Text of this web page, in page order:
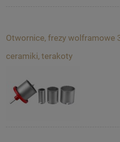
Otwornice, frezy wolframowe
ceramiki, terakoty